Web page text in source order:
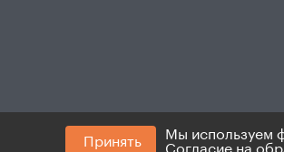
© 2008 - 2026. ИП Хадыев
Принять
Мы используем
Согласие на